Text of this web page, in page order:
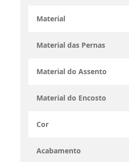
Material
Material das Pernas
Material do Assento
Material do Encosto
Cor
Acabamento